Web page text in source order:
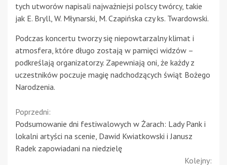
tych utworów napisali najważniejsi polscy twórcy, takie
jak E. Bryll, W. Młynarski, M. Czapińska czy ks. Twardowski.
Podczas koncertu tworzy się niepowtarzalny klimat i
atmosfera, które długo zostają w pamięci widzów –
podkreślają organizatorzy. Zapewniają oni, że każdy z
uczestników poczuje magię nadchodzących świąt Bożego
Narodzenia.
Continue
Reading
Poprzedni:
Podsumowanie dni festiwalowych w Żarach: Lady Pank i
lokalni artyści na scenie, Dawid Kwiatkowski i Janusz
Radek zapowiadani na niedzielę
Kolejny: